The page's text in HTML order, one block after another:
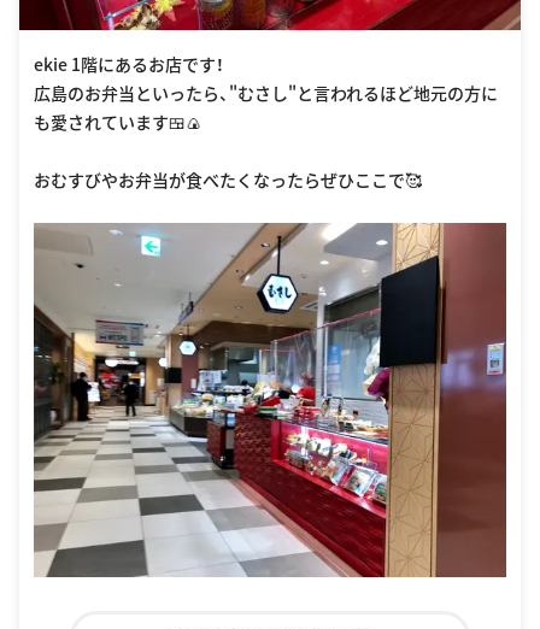
ekie 1階にあるお店です！
広島のお弁当といったら、"むさし"と言われるほど地元の方に
も愛されています🍱🍙
おむすびやお弁当が食べたくなったらぜひここで🥰